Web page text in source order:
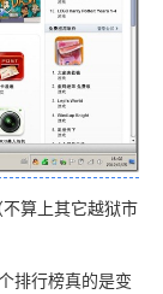
不算上其它越狱市
排行榜真的是变